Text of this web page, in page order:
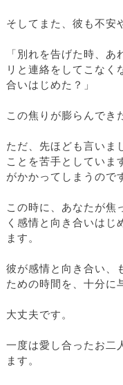
そしてまた、彼も不安
「別れを告げた時、
リと連絡をしてこな
合いはじめた？」
この焦りが膨らんでき
ただ、先ほども言いま
ことを苦手としていま
がかかってしまうので
この時に、あなたが焦
く感情と向き合いはじ
ます。
彼が感情と向き合い、
ための時間を、十分に
大丈夫です。
一度は愛し合ったお二
ます。